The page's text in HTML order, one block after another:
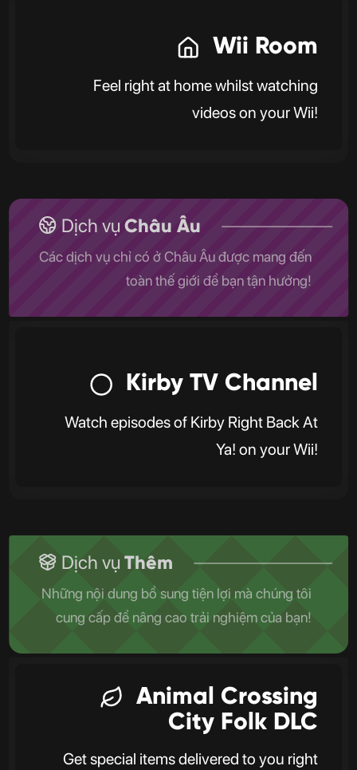
Wii Room
Feel right at home whilst watching
videos on your Wii!
Dịch vụ Châu Âu
Các dịch vụ chỉ có ở Châu Âu được mang đến
toàn thế giới để bạn tận hưởng!
Kirby TV Channel
Watch episodes of Kirby Right Back At
Ya! on your Wii!
Dịch vụ Thêm
Những nội dung bổ sung tiện lợi mà chúng tôi
cung cấp để nâng cao trải nghiệm của bạn!
Animal Crossing
City Folk DLC
Get special items delivered to you right